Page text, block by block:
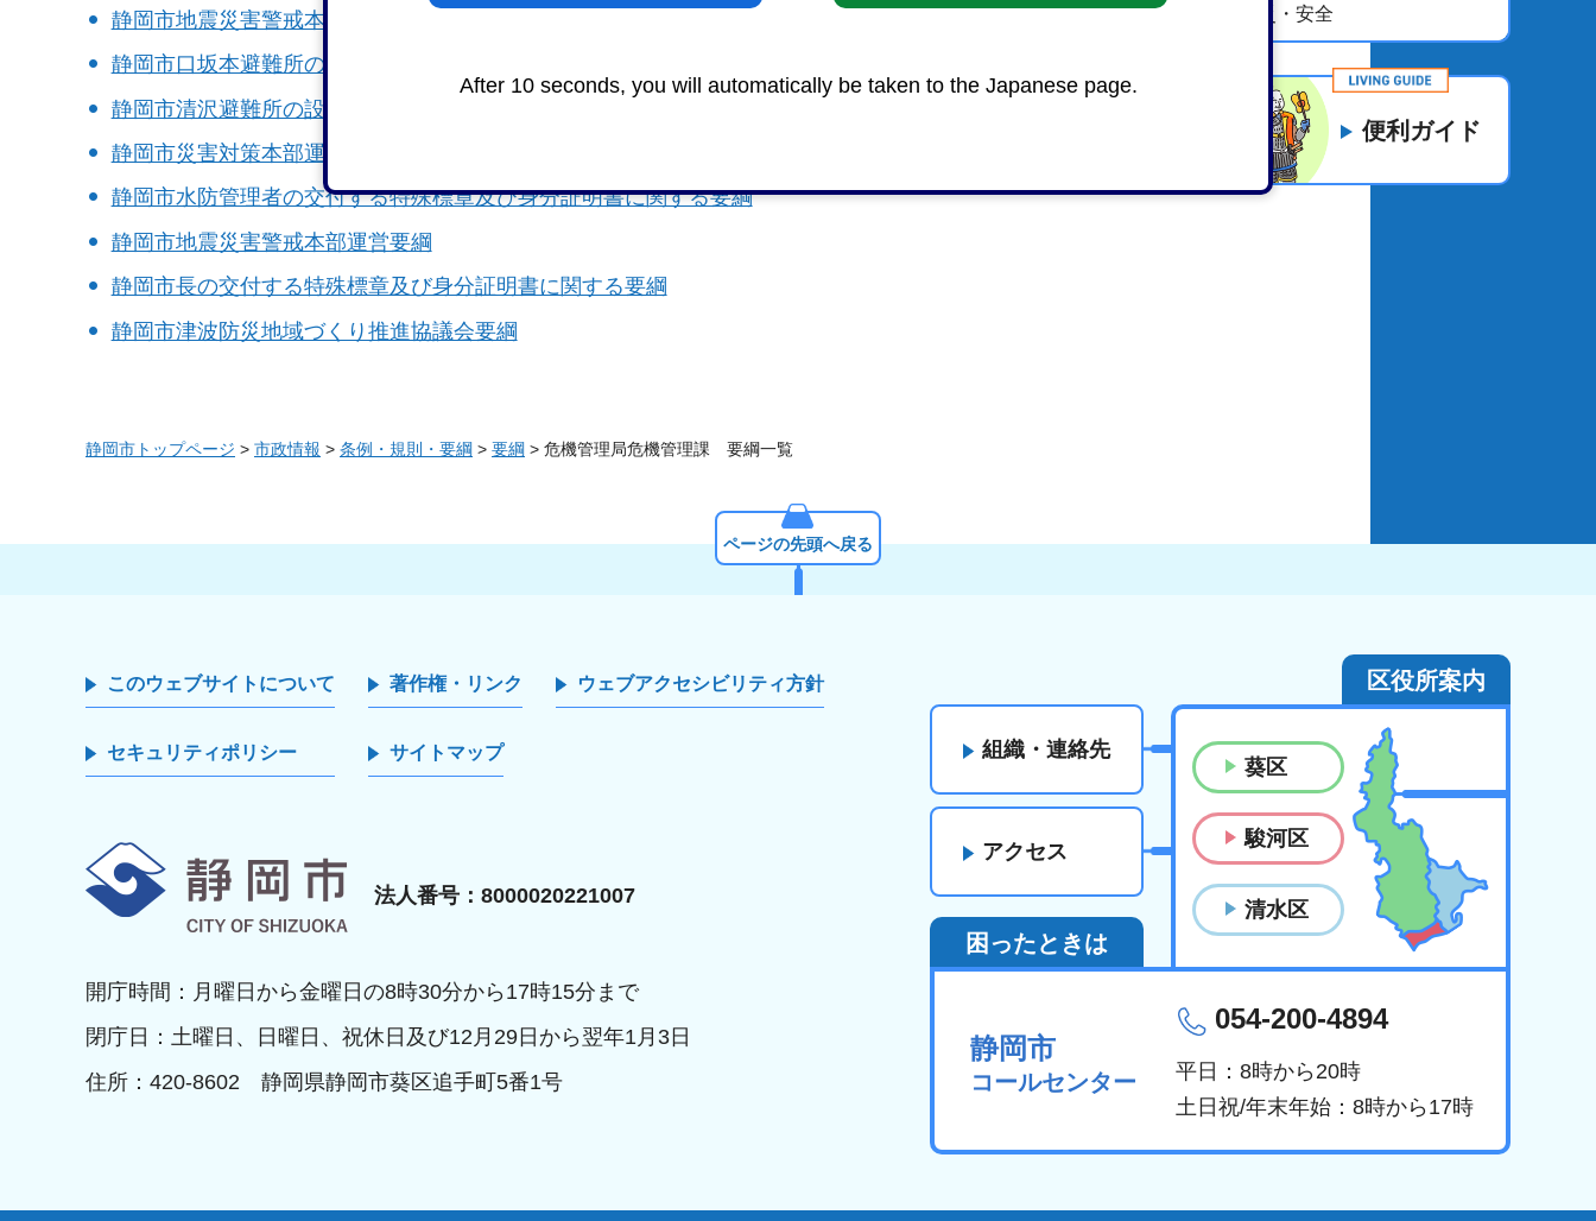
After 10 seconds, you will automatically be taken to the Japanese page.
静岡市地震災害警戒本部 区本部運営要綱
静岡市口坂本避難所の設置及び管理に関する要綱
静岡市清沢避難所の設置及び管理に関する要綱
静岡市災害対策本部運営要綱
静岡市水防管理者の交付する特殊標章及び身分証明書に関する要綱
静岡市地震災害警戒本部運営要綱
静岡市長の交付する特殊標章及び身分証明書に関する要綱
静岡市津波防災地域づくり推進協議会要綱
防災・安全
便利ガイド
静岡市トップページ > 市政情報 > 条例・規則・要綱 > 要綱 > 危機管理局危機管理課 要綱一覧
ページの先頭へ戻る
このウェブサイトについて 著作権・リンク ウェブアクセシビリティ方針
セキュリティポリシー サイトマップ
法人番号：8000020221007
開庁時間：月曜日から金曜日の8時30分から17時15分まで
閉庁日：土曜日、日曜日、祝休日及び12月29日から翌年1月3日
住所：420-8602 静岡県静岡市葵区追手町5番1号
組織・連絡先
アクセス
区役所案内
葵区
駿河区
清水区
困ったときは
静岡市
コールセンター
054-200-4894
平日：8時から20時
土日祝/年末年始：8時から17時